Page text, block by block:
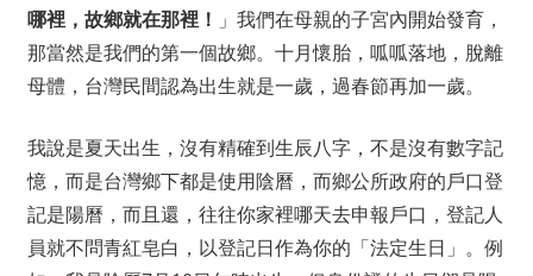
哪裡，故鄉就在那裡！ 」我們在母親的子宮內開始發育，
那當然是我們的第一個故鄉。十月懷胎，呱呱落地，脫離
母體，台灣民間認為出生就是一歲，過春節再加一歲。
我說是夏天出生，沒有精確到生辰八字，不是沒有數字記
憶，而是台灣鄉下都是使用陰曆，而鄉公所政府的戶口登
記是陽曆，而且還，往往你家裡哪天去申報戶口，登記人
員就不問青紅皂白，以登記日作為你的「法定生日」。例